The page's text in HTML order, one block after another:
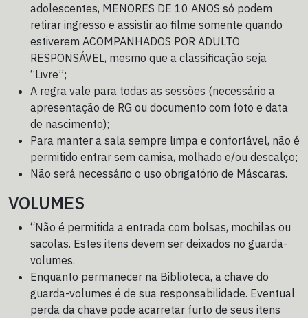
adolescentes, MENORES DE 10 ANOS só podem
retirar ingresso e assistir ao filme somente quando
estiverem ACOMPANHADOS POR ADULTO
RESPONSÁVEL, mesmo que a classificação seja
“Livre”;
A regra vale para todas as sessões (necessário a
apresentação de RG ou documento com foto e data
de nascimento);
Para manter a sala sempre limpa e confortável, não é
permitido entrar sem camisa, molhado e/ou descalço;
Não será necessário o uso obrigatório de Máscaras.
VOLUMES
“Não é permitida a entrada com bolsas, mochilas ou
sacolas. Estes itens devem ser deixados no guarda-
volumes.
Enquanto permanecer na Biblioteca, a chave do
guarda-volumes é de sua responsabilidade. Eventual
perda da chave pode acarretar furto de seus itens